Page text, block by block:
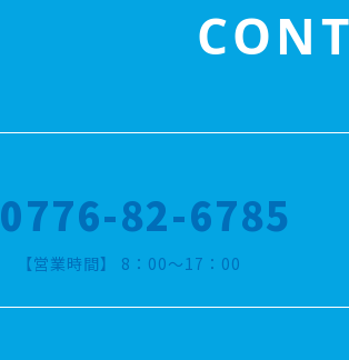
0776-82-6785
【営業時間】 8：00～17：00